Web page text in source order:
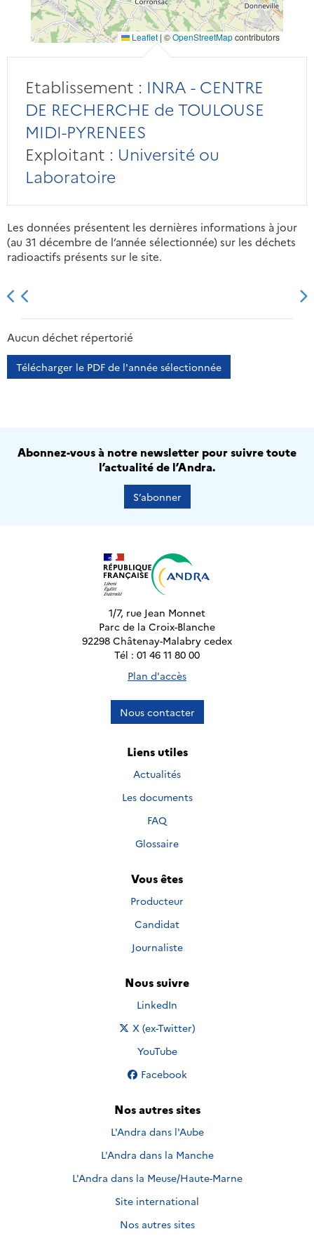
Leaflet | ©OpenStreetMapcontributors
Etablissement : INRA - CENTRE
DE RECHERCHE de TOULOUSE
MIDI-PYRENEES
Exploitant : Université ou
Laboratoire
Les données présentent les dernières informations à jour
(au 31 décembre de l’année sélectionnée) sur les déchets
radioactifs présents sur le site.
2013 2014
Aucun déchet répertorié
Télécharger le PDF de l'année sélectionnée
Abonnez-vous à notre newsletter pour suivre toute
l’actualité de l’Andra.
S’abonner
1/7, rue Jean Monnet
Parc de la Croix-Blanche
92298 Châtenay-Malabry cedex
Tél : 01 46 11 80 00
Plan d'accès
Nous contacter
Liens utiles
Actualités
Les documents
FAQ
Glossaire
Vous êtes
Producteur
Candidat
Journaliste
Nous suivre
Nous suivre sur
LinkedIn
Nous suivre sur
X (ex-Twitter)
Nous suivre sur
YouTube
Nous suivre sur
Facebook
Nos autres sites
L'Andra dans l'Aube
L'Andra dans la Manche
L'Andra dans la Meuse/Haute-Marne
Site international
Nos autres sites